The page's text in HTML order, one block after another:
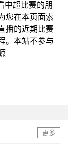
中超比赛的朋
您在本页面索
播的近期比赛
。本站不参与
更多